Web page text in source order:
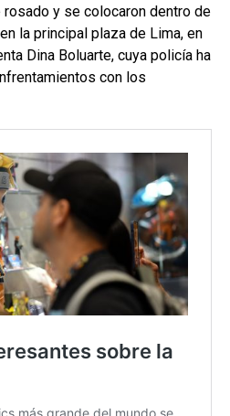
y se colocaron dentro de
la principal plaza de Lima, en
Dina Boluarte, cuya policía ha
con los